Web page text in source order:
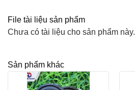
File tài liệu sản phẩm
Chưa có tài liệu cho sản phẩm này.
Sản phẩm khác